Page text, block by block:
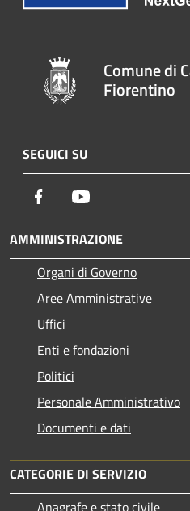
Comune di
Fiorentino
SEGUICI SU
Facebook
AMMINISTRAZIONE
Organi di Governo
Aree Amministrative
Uffici
Enti e fondazioni
Politici
Personale Amministrativo
Documenti e dati
CATEGORIE DI SERVIZIO
Anagrafe e stato civile